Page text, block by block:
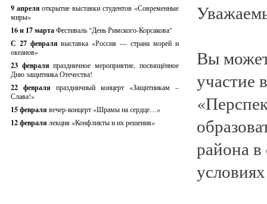
9 апреляоткрытие выставки студентов «Современные
миры»
16 и 17 мартаФестиваль "День Римского-Корсакова"
С 27 февралявыставка «Россия — страна морей и
океанов»
23 февраляпраздничное мероприятие, посвящённое
Дню защитника Отечества!
22 февраля праздничный концерт «Защитникам –
Слава!»
15 февраля вечер-концерт «Шрамы на сердце…»
12 февраля лекция «Конфликты и их решения»
Вы
участие
района